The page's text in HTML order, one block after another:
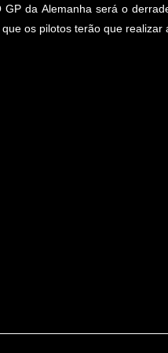
da Alemanha será o
os pilotos terão que realizar